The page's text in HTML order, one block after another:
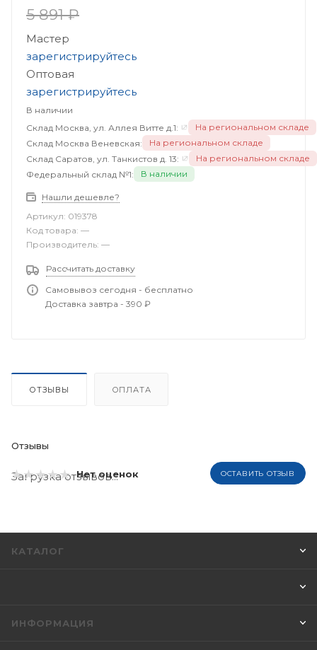
5 891 ₽
Мастер
зарегистрируйтесь
Оптовая
зарегистрируйтесь
В наличии
Склад Москва, ул. Аллея Витте д.1:
На региональном складе
Склад Москва Веневская:
На региональном складе
Склад Саратов, ул. Танкистов д. 13:
На региональном складе
Федеральный склад №1:
В наличии
Нашли дешевле?
Артикул: 019378
Код товара: —
Производитель: —
Рассчитать доставку
Самовывоз сегодня - бесплатно
Доставка завтра - 390 ₽
ОТЗЫВЫ ОПЛАТА
Отзывы
Нет оценок ОСТАВИТЬ ОТЗЫВ
Загрузка отзывов...
КАТАЛОГ
ИНФОРМАЦИЯ